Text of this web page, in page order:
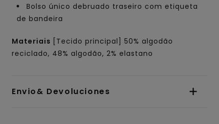
Bolso único debruado traseiro com etiqueta
de bandeira
Materiais
[Tecido principal] 50% algodão
reciclado, 48% algodão, 2% elastano
Envio& Devoluciones